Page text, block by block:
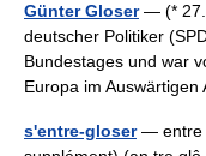
Günter Gloser— (* 27.
deutscher Politiker
Bundestages und war
Europa im
s'entre-gloser— entre